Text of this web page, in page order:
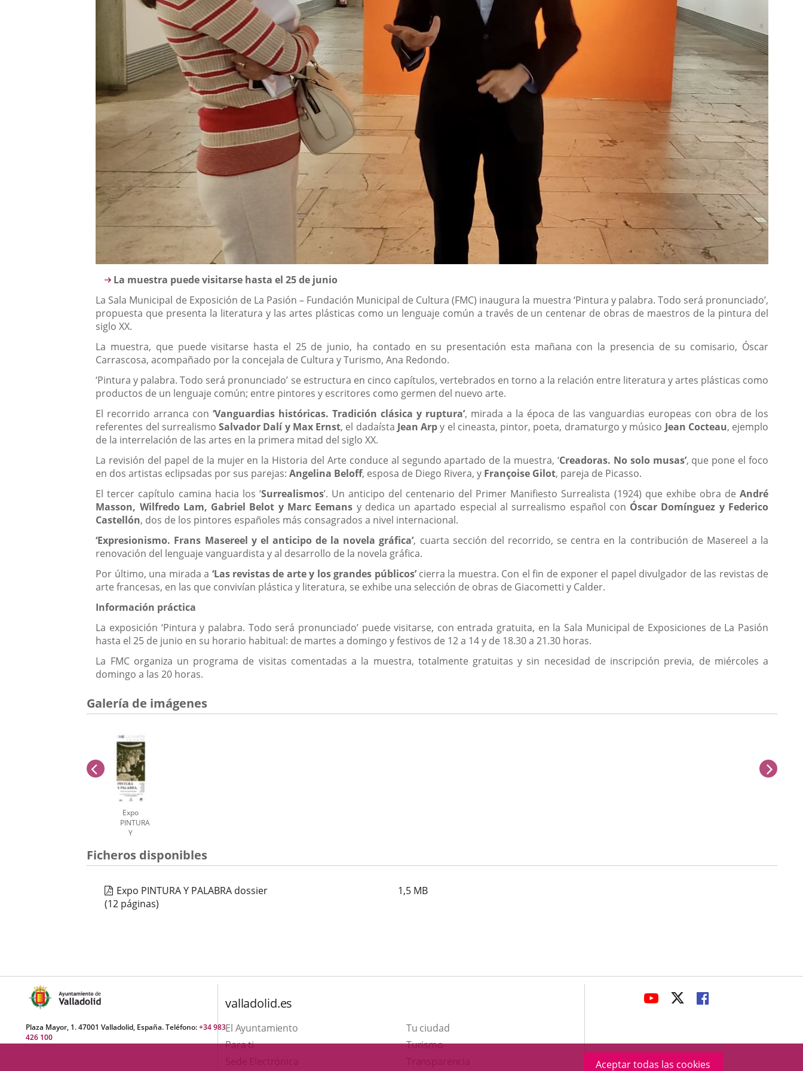
Aceptar todas las cookies
Descripción
La muestra puede visitarse hasta el 25 de junio
La Sala Municipal de Exposición de La Pasión – Fundación Municipal de Cultura (FMC) inaugura la muestra ‘Pintura y palabra. Todo será pronunciado’,
propuesta que presenta la literatura y las artes plásticas como un lenguaje común a través de un centenar de obras de maestros de la pintura del
siglo XX.
La muestra, que puede visitarse hasta el 25 de junio, ha contado en su presentación esta mañana con la presencia de su comisario, Óscar
Carrascosa, acompañado por la concejala de Cultura y Turismo, Ana Redondo.
‘Pintura y palabra. Todo será pronunciado’ se estructura en cinco capítulos, vertebrados en torno a la relación entre literatura y artes plásticas como
productos de un lenguaje común; entre pintores y escritores como germen del nuevo arte.
El recorrido arranca con‘Vanguardias históricas. Tradición clásica y ruptura’, mirada a la época de las vanguardias europeas con obra de los
referentes del surrealismoSalvador Dalí y Max Ernst, el dadaísta Jean Arpy el cineasta, pintor, poeta, dramaturgo y músico Jean Cocteau, ejemplo
de la interrelación de las artes en la primera mitad del siglo XX.
La revisión del papel de la mujer en la Historia del Arte conduce al segundo apartado de la muestra, ‘Creadoras. No solo musas’, que pone el foco
en dos artistas eclipsadas por sus parejas:Angelina Beloff, esposa de Diego Rivera, y Françoise Gilot, pareja de Picasso.
El tercer capítulo camina hacia los ‘Surrealismos’. Un anticipo del centenario del Primer Manifiesto Surrealista (1924) que exhibe obra de André
Masson, Wilfredo Lam, Gabriel Belot y Marc Eemans y dedica un apartado especial al surrealismo español con Óscar Domínguez y Federico
Castellón, dos de los pintores españoles más consagrados a nivel internacional.
‘Expresionismo. Frans Masereel y el anticipo de la novela gráfica’, cuarta sección del recorrido, se centra en la contribución de Masereel a la
renovación del lenguaje vanguardista y al desarrollo de la novela gráfica.
Por último, una mirada a ‘Las revistas de arte y los grandes públicos’cierra la muestra. Con el fin de exponer el papel divulgador de las revistas de
arte francesas, en las que convivían plástica y literatura, se exhibe una selección de obras de Giacometti y Calder.
Información práctica
La exposición ‘Pintura y palabra. Todo será pronunciado’ puede visitarse, con entrada gratuita, en la Sala Municipal de Exposiciones de La Pasión
hasta el 25 de junio en su horario habitual: de martes a domingo y festivos de 12 a 14 y de 18.30 a 21.30 horas.
La FMC organiza un programa de visitas comentadas a la muestra, totalmente gratuitas y sin necesidad de inscripción previa, de miércoles a
domingo a las 20 horas.
Galería de imágenes
Expo
PINTURA
Y
cartel
de
anterior
Ficheros disponibles
Expo PINTURA Y PALABRA dossier 1,5 MB
(12 páginas)
Plaza Mayor, 1. 47001 Valladolid, España. Teléfono:+34 983
426 100
valladolid.es
El Ayuntamiento
Tu ciudad
Para ti
TurismoEste
ENLACE
APLICACIÓN
EXTERNA.
ENLACE
APLICACIÓN
EXTERNA.
ENLACE
APLICACIÓN
EXTERNA.